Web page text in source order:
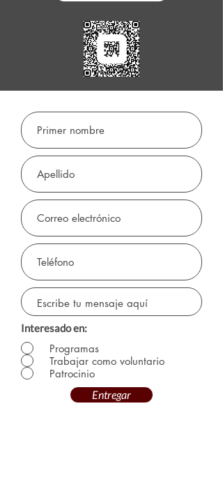
Interesado en:
Programas
Trabajar como voluntario
Patrocinio
Entregar